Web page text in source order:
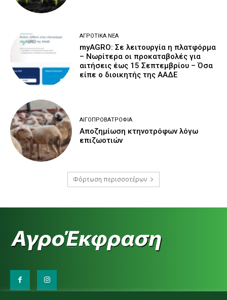
ΑΓΡΟΤΙΚΆ ΝΈΑ
myAGRO: Σε λειτουργία η πλατφόρμα
– Νωρίτερα οι προκαταβολές για
αιτήσεις έως 15 Σεπτεμβρίου – Όσα
είπε ο διοικητής της ΑΑΔΕ
ΑΙΓΟΠΡΟΒΑΤΡΟΦΊΑ
Αποζημίωση κτηνοτρόφων λόγω
επιζωοτιών
Φόρτωση περισσοτέρων